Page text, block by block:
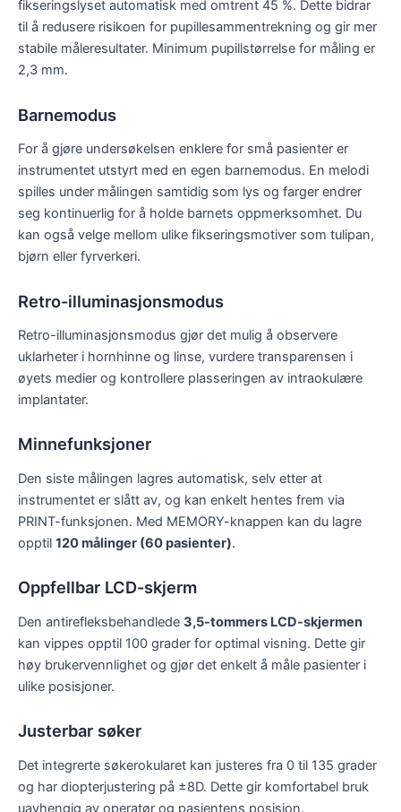
fikseringslyset automatisk med omtrent 45 %. Dette bidrar
til å redusere risikoen for pupillesammentrekning og gir mer
stabile måleresultater. Minimum pupillstørrelse for måling er
2,3 mm.
Barnemodus
For å gjøre undersøkelsen enklere for små pasienter er
instrumentet utstyrt med en egen barnemodus. En melodi
spilles under målingen samtidig som lys og farger endrer
seg kontinuerlig for å holde barnets oppmerksomhet. Du
kan også velge mellom ulike fikseringsmotiver som tulipan,
bjørn eller fyrverkeri.
Retro-illuminasjonsmodus
Retro-illuminasjonsmodus gjør det mulig å observere
uklarheter i hornhinne og linse, vurdere transparensen i
øyets medier og kontrollere plasseringen av intraokulære
implantater.
Minnefunksjoner
Den siste målingen lagres automatisk, selv etter at
instrumentet er slått av, og kan enkelt hentes frem via
PRINT-funksjonen. Med MEMORY-knappen kan du lagre
opptil 120 målinger (60 pasienter).
Oppfellbar LCD-skjerm
Den antirefleksbehandlede 3,5-tommers LCD-skjermen
kan vippes opptil 100 grader for optimal visning. Dette gir
høy brukervennlighet og gjør det enkelt å måle pasienter i
ulike posisjoner.
Justerbar søker
Det integrerte søkerokularet kan justeres fra 0 til 135 grader
og har diopterjustering på ±8D. Dette gir komfortabel bruk
uavhengig av operatør og pasientens posisjon.